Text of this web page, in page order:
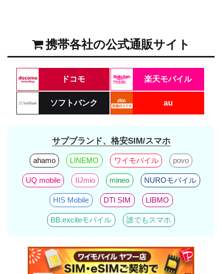
携帯各社の公式通販サイト
ドコモ 楽天モバイル
ソフトバンク au
サブブランド、格安SIM/スマホ
ahamo LINEMO ワイモバイル povo
UQ mobile IIJmio mineo NUROモバイル
HIS Mobile DTI SIM LIBMO
BB.exciteモバイル 誰でもスマホ